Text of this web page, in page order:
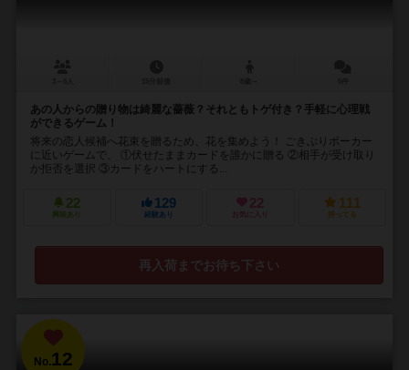
あの人からの贈り物は綺麗な薔薇？それともトゲ付き？手軽に心理戦
ができるゲーム！
将来の恋人候補へ花束を贈るため、花を集めよう！ ごきぶりポーカー
に近いゲームで、 ①伏せたままカードを誰かに贈る ②相手が受け取り
か拒否を選択 ③カードをハートにする...
22
興味あり
129
経験あり
22
お気に入り
111
持ってる
再入荷までお待ち下さい
No.12